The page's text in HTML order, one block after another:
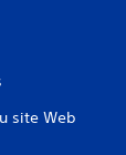
site Web